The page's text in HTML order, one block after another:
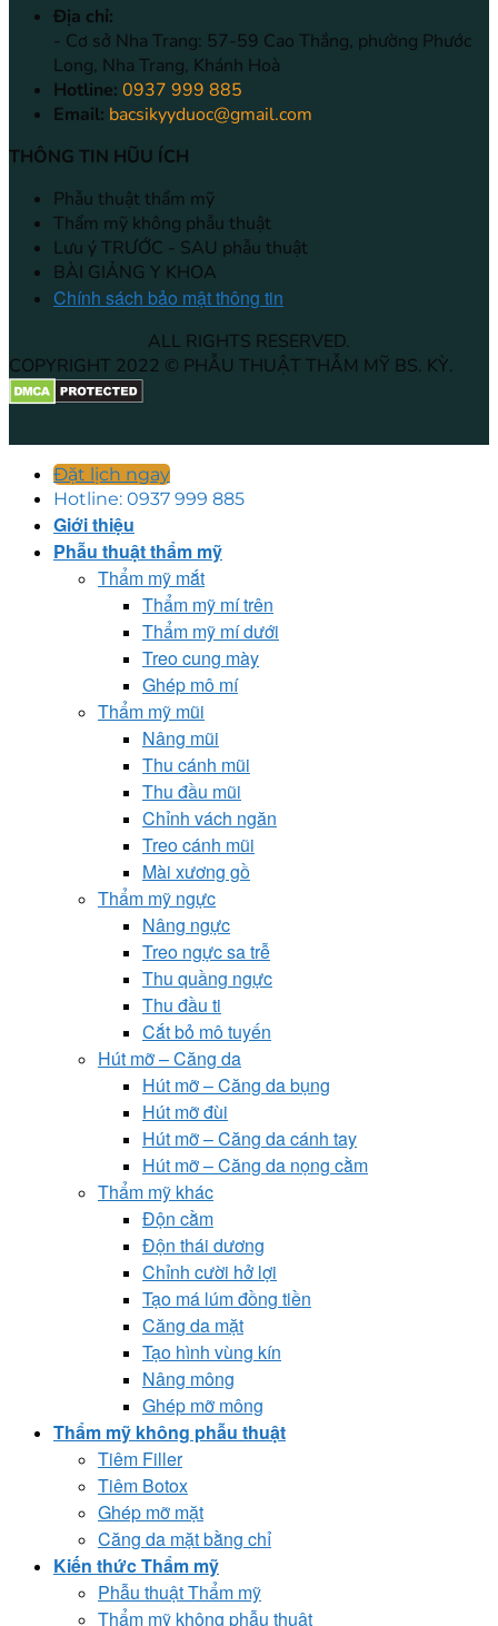
Địa chỉ:
- Cơ sở Nha Trang: 57-59 Cao Thắng, phường Phước
Long, Nha Trang, Khánh Hoà
Hotline: 0937 999 885
Email: bacsikyyduoc@gmail.com
THÔNG TIN HŨU ÍCH
Phẫu thuật thẩm mỹ
Thẩm mỹ không phẫu thuật
Lưu ý TRƯỚC - SAU phẫu thuật
BÀI GIẢNG Y KHOA
Chính sách bảo mật thông tin
ALL RIGHTS RESERVED.
COPYRIGHT 2022 © PHẪU THUẬT THẪM MỸ BS. KỲ.
Đặt lịch ngay
Hotline: 0937 999 885
Giới thiệu
Phẫu thuật thẩm mỹ
Thẩm mỹ mắt
Thẩm mỹ mí trên
Thẩm mỹ mí dưới
Treo cung mày
Ghép mô mí
Thẩm mỹ mũi
Nâng mũi
Thu cánh mũi
Thu đầu mũi
Chỉnh vách ngăn
Treo cánh mũi
Mài xương gồ
Thẩm mỹ ngực
Nâng ngực
Treo ngực sa trễ
Thu quầng ngực
Thu đầu ti
Cắt bỏ mô tuyến
Hút mỡ – Căng da
Hút mỡ – Căng da bụng
Hút mỡ đùi
Hút mỡ – Căng da cánh tay
Hút mỡ – Căng da nọng cằm
Thẩm mỹ khác
Độn cằm
Độn thái dương
Chỉnh cười hở lợi
Tạo má lúm đồng tiền
Căng da mặt
Tạo hình vùng kín
Nâng mông
Ghép mỡ mông
Thẩm mỹ không phẫu thuật
Tiêm Filler
Tiêm Botox
Ghép mỡ mặt
Căng da mặt bằng chỉ
Kiến thức Thẩm mỹ
Phẫu thuật Thẩm mỹ
Thẩm mỹ không phẫu thuật